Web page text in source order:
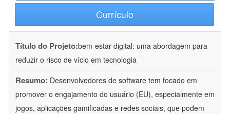
Currículo
Título do Projeto:bem-estar digital: uma abordagem para
reduzir o risco de vício em tecnologia
Resumo: Desenvolvedores de software tem focado em
promover o engajamento do usuário (EU), especialmente em
jogos, aplicações gamificadas e redes sociais, que podem